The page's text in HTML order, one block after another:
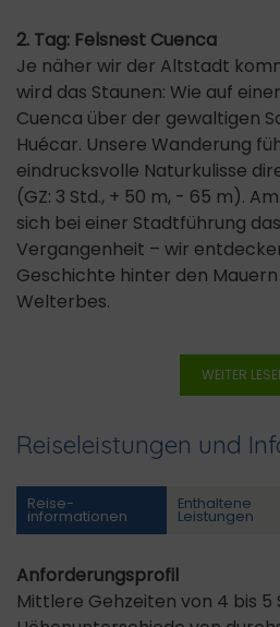
2. Tag: Felsnest Cuenca
Je näher wir der Altstadt
wird das Staunen: Wie auf
Cuenca über der gewaltigen
Huécar. Unsere Wanderung
eindrucksvolle Naturkulisse
(GZ: 3 Std., + 50 m, - 65 m).
sich bei einer Stadtführung
Vergangenheit – wir
Geschichte hinter den Mauern
Welterbes.
WEITER
Reiseleistungen und
Reise­
informationen
Enthaltene
Leistungen
Anforderungsprofil
Mittlere Gehzeiten von 4 bis 5